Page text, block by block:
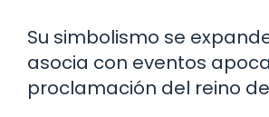
Su simbolismo se
asocia con eventos
proclamación del reino